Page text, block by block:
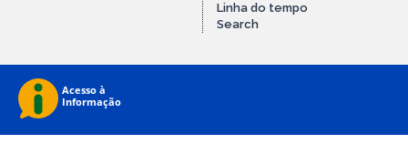
Linha do tempo
Search